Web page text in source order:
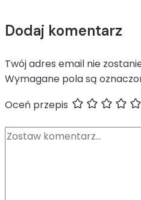
Dodaj komentarz
Twój adres email nie
Wymagane pola są
Oceń przepis